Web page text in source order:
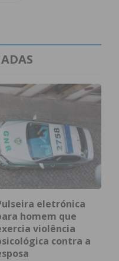
tampas de
do
por e-mail e
a informação
eletrónica
homem que
violência
contra a